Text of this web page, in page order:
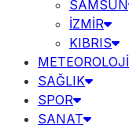
SAMSUN
İZMİR
KIBRIS
METEOROLOJİ
SAĞLIK
SPOR
SANAT